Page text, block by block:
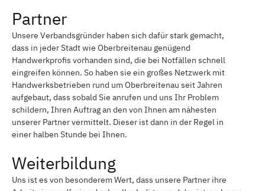
Partner
Unsere Verbandsgründer haben sich dafür stark gemacht,
dass in jeder Stadt wie Oberbreitenau genügend
Handwerkprofis vorhanden sind, die bei Notfällen schnell
eingreifen können. So haben sie ein großes Netzwerk mit
Handwerksbetrieben rund um Oberbreitenau seit Jahren
aufgebaut, dass sobald Sie anrufen und uns Ihr Problem
schildern, Ihren Auftrag an den von Ihnen am nähesten
unserer Partner vermittelt. Dieser ist dann in der Regel in
einer halben Stunde bei Ihnen.
Weiterbildung
Uns ist es von besonderem Wert, dass unsere Partner ihre